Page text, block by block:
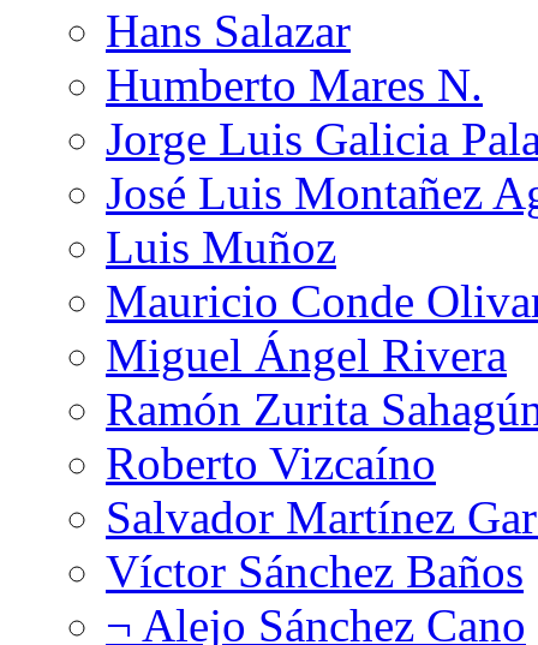
Hans Salazar
Humberto Mares N.
Jorge Luis Galicia
José Luis Montañez
Luis Muñoz
Mauricio Conde
Miguel Ángel Rivera
Ramón Zurita
Roberto Vizcaíno
Salvador Martínez
Víctor Sánchez Baños
¬ Alejo Sánchez Cano